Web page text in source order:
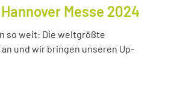
Messe 2024
so weit: Die weltgrößte
und wir bringen unseren Up-